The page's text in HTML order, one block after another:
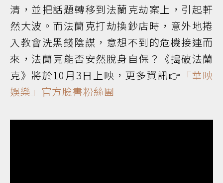
清，並把話題轉移到法蘭克劫案上，引起軒
然大波。而法蘭克打劫換鈔店時，意外地捲
入教會洗黑錢陰謀，意想不到的危機接連而
來，法蘭克能否安然脫身自保？《搗破法蘭
克》將於10月3日上映，更多資訊👉 「華映
娛樂」官方臉書粉絲團